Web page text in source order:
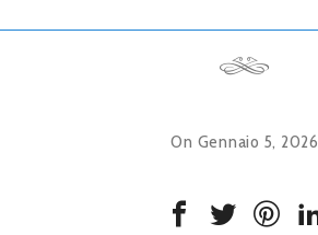
On Gennaio 5, 2026